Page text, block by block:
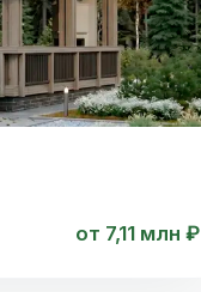
от 7,11 млн ₽